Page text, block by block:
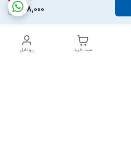
768,000
پروفایل سبد خرید